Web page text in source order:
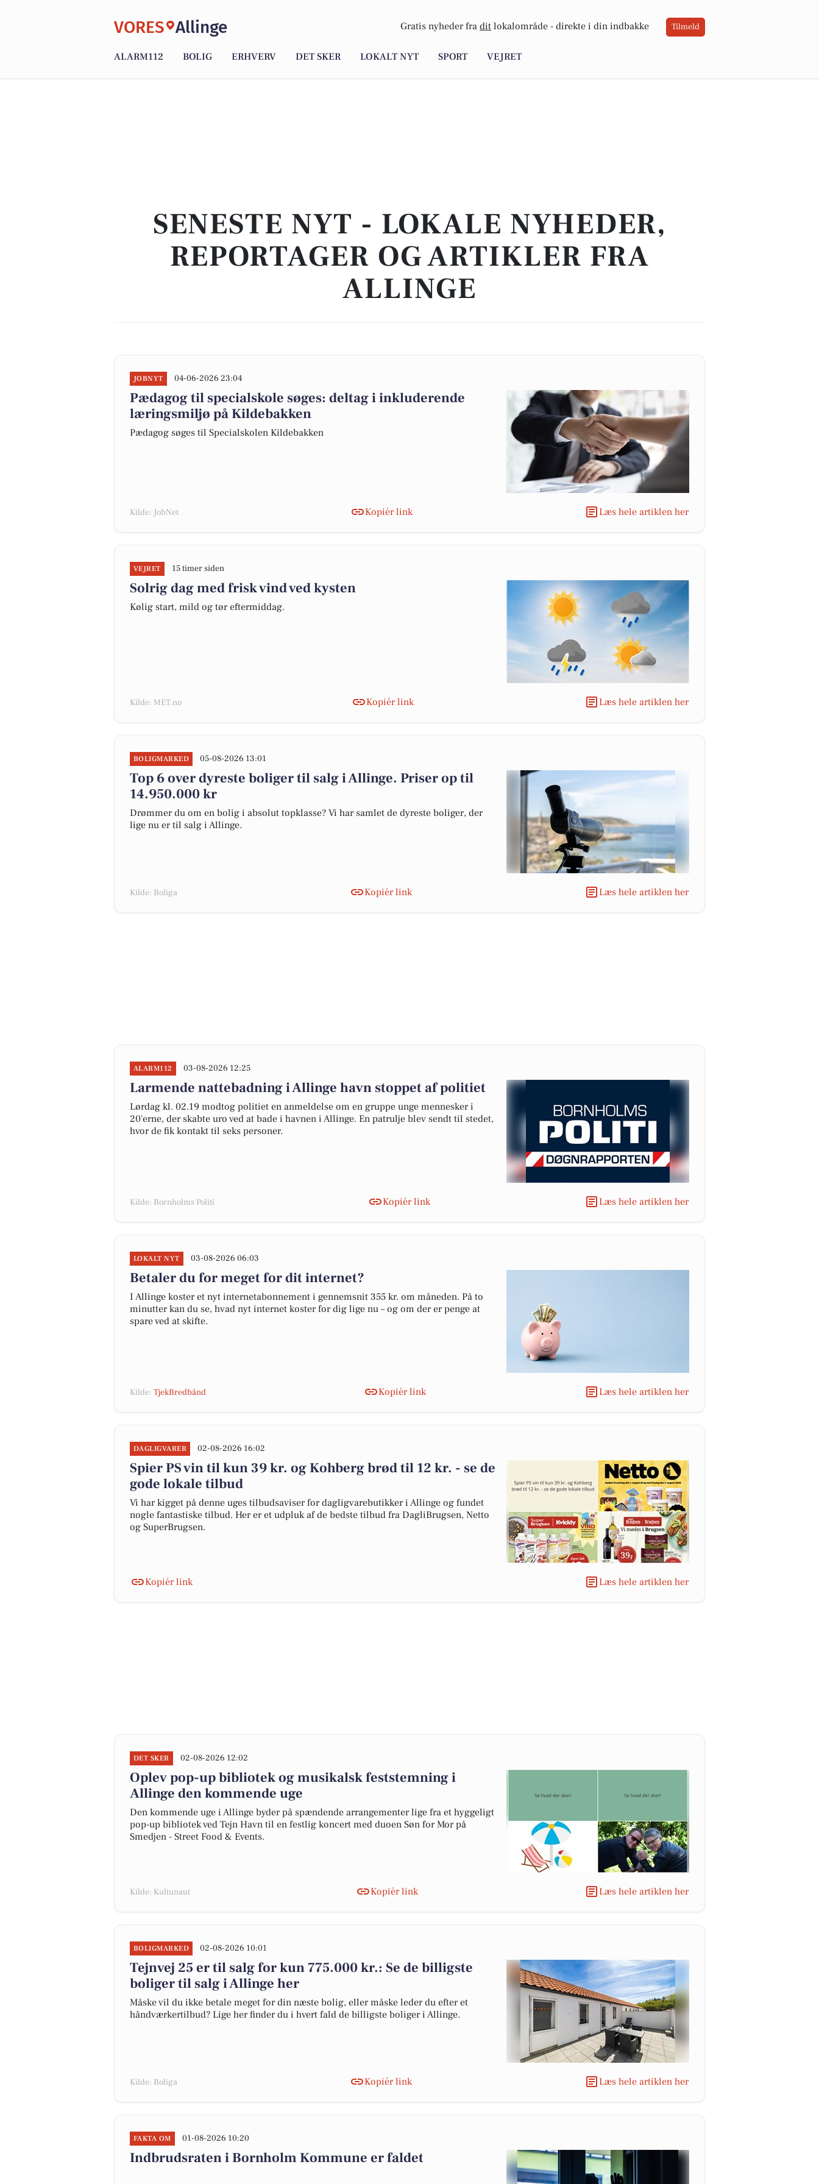
VORES Allinge Gratis nyheder fra dit lokalområde - direkte i din indbakke Tilmeld
ALARM112 BOLIG ERHVERV DET SKER LOKALT NYT SPORT VEJRET
SENESTE NYT - LOKALE NYHEDER,
REPORTAGER OG ARTIKLER FRA
ALLINGE
JOBNYT 04-06-2026 23:04
Pædagog til specialskole søges: deltag i inkluderende
læringsmiljø på Kildebakken
Pædagog søges til Specialskolen Kildebakken
Kilde: JobNet Kopiér link Læs hele artiklen her
VEJRET 15 timer siden
Solrig dag med frisk vind ved kysten
Kølig start, mild og tør eftermiddag.
Kilde: MET.no Kopiér link Læs hele artiklen her
BOLIGMARKED 05-08-2026 13:01
Top 6 over dyreste boliger til salg i Allinge. Priser op til
14.950.000 kr
Drømmer du om en bolig i absolut topklasse? Vi har samlet de dyreste boliger, der
lige nu er til salg i Allinge.
Kilde: Boliga Kopiér link Læs hele artiklen her
ALARM112 03-08-2026 12:25
Larmende nattebadning i Allinge havn stoppet af politiet
Lørdag kl. 02.19 modtog politiet en anmeldelse om en gruppe unge mennesker i
20'erne, der skabte uro ved at bade i havnen i Allinge. En patrulje blev sendt til stedet,
hvor de fik kontakt til seks personer.
Kilde: Bornholms Politi Kopiér link Læs hele artiklen her
LOKALT NYT 03-08-2026 06:03
Betaler du for meget for dit internet?
I Allinge koster et nyt internetabonnement i gennemsnit 355 kr. om måneden. På to
minutter kan du se, hvad nyt internet koster for dig lige nu – og om der er penge at
spare ved at skifte.
Kilde: TjekBredbånd Kopiér link Læs hele artiklen her
DAGLIGVARER 02-08-2026 16:02
Spier PS vin til kun 39 kr. og Kohberg brød til 12 kr. - se de
gode lokale tilbud
Vi har kigget på denne uges tilbudsaviser for dagligvarebutikker i Allinge og fundet
nogle fantastiske tilbud. Her er et udpluk af de bedste tilbud fra DagliBrugsen, Netto
og SuperBrugsen.
Kopiér link Læs hele artiklen her
DET SKER 02-08-2026 12:02
Oplev pop-up bibliotek og musikalsk feststemning i
Allinge den kommende uge
Den kommende uge i Allinge byder på spændende arrangementer lige fra et hyggeligt
pop-up bibliotek ved Tejn Havn til en festlig koncert med duoen Søn for Mor på
Smedjen - Street Food & Events.
Kilde: Kultunaut Kopiér link Læs hele artiklen her
BOLIGMARKED 02-08-2026 10:01
Tejnvej 25 er til salg for kun 775.000 kr.: Se de billigste
boliger til salg i Allinge her
Måske vil du ikke betale meget for din næste bolig, eller måske leder du efter et
håndværkertilbud? Lige her finder du i hvert fald de billigste boliger i Allinge.
Kilde: Boliga Kopiér link Læs hele artiklen her
FAKTA OM 01-08-2026 10:20
Indbrudsraten i Bornholm Kommune er faldet